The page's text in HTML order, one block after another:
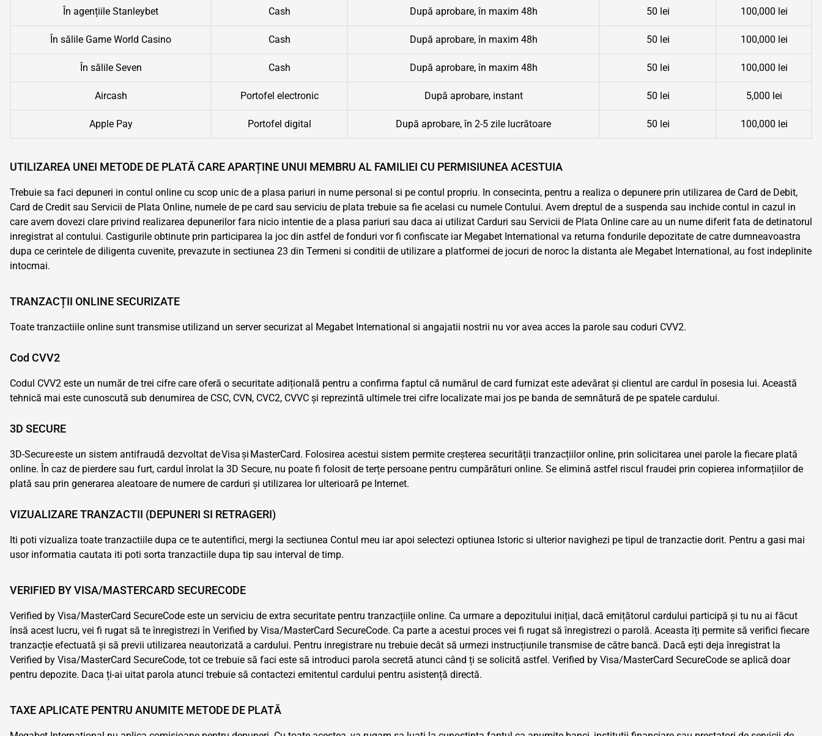
În agențiile Stanleybet Cash După aprobare, în maxim 48h 50 lei 100,000 lei
În sălile Game World Casino Cash După aprobare, în maxim 48h 50 lei 100,000 lei
În sălile Seven Cash După aprobare, în maxim 48h 50 lei 100,000 lei
Aircash Portofel electronic După aprobare, instant 50 lei 5,000 lei
Apple Pay Portofel digital După aprobare, în 2-5 zile lucrătoare 50 lei 100,000 lei
UTILIZAREA UNEI METODE DE PLATĂ CARE APARȚINE UNUI MEMBRU AL FAMILIEI CU PERMISIUNEA ACESTUIA
Trebuie sa faci depuneri in contul online cu scop unic de a plasa pariuri in nume personal si pe contul propriu. In consecinta, pentru a realiza o depunere prin utilizarea de Card de Debit,
Card de Credit sau Servicii de Plata Online, numele de pe card sau serviciu de plata trebuie sa fie acelasi cu numele Contului. Avem dreptul de a suspenda sau inchide contul in cazul in
care avem dovezi clare privind realizarea depunerilor fara nicio intentie de a plasa pariuri sau daca ai utilizat Carduri sau Servicii de Plata Online care au un nume diferit fata de detinatorul
inregistrat al contului. Castigurile obtinute prin participarea la joc din astfel de fonduri vor fi confiscate iar Megabet International va returna fondurile depozitate de catre dumneavoastra
dupa ce cerintele de diligenta cuvenite, prevazute in sectiunea 23 din Termeni si conditii de utilizare a platformei de jocuri de noroc la distanta ale Megabet International, au fost indeplinite
intocmai.
TRANZACȚII ONLINE SECURIZATE
Toate tranzactiile online sunt transmise utilizand un server securizat al Megabet International si angajatii nostrii nu vor avea acces la parole sau coduri CVV2.
Cod CVV2
Codul CVV2 este un număr de trei cifre care oferă o securitate adițională pentru a confirma faptul că numărul de card furnizat este adevărat și clientul are cardul în posesia lui. Această
tehnică mai este cunoscută sub denumirea de CSC, CVN, CVC2, CVVC și reprezintă ultimele trei cifre localizate mai jos pe banda de semnătură de pe spatele cardului.
3D SECURE
3D-Secure este un sistem antifraudă dezvoltat de Visa și MasterCard. Folosirea acestui sistem permite creșterea securității tranzacțiilor online, prin solicitarea unei parole la fiecare plată
online. În caz de pierdere sau furt, cardul înrolat la 3D Secure, nu poate fi folosit de terțe persoane pentru cumpărături online. Se elimină astfel riscul fraudei prin copierea informațiilor de
plată sau prin generarea aleatoare de numere de carduri și utilizarea lor ulterioară pe Internet.
VIZUALIZARE TRANZACTII (DEPUNERI SI RETRAGERI)
Iti poti vizualiza toate tranzactiile dupa ce te autentifici, mergi la sectiunea Contul meu iar apoi selectezi optiunea Istoric si ulterior navighezi pe tipul de tranzactie dorit. Pentru a gasi mai
usor informatia cautata iti poti sorta tranzactiile dupa tip sau interval de timp.
VERIFIED BY VISA/MASTERCARD SECURECODE
Verified by Visa/MasterCard SecureCode este un serviciu de extra securitate pentru tranzacțiile online. Ca urmare a depozitului inițial, dacă emițătorul cardului participă și tu nu ai făcut
însă acest lucru, vei fi rugat să te înregistrezi în Verified by Visa/MasterCard SecureCode. Ca parte a acestui proces vei fi rugat să înregistrezi o parolă. Aceasta îți permite să verifici fiecare
tranzacție efectuată și să previi utilizarea neautorizată a cardului. Pentru inregistrare nu trebuie decât să urmezi instrucțiunile transmise de către bancă. Dacă ești deja înregistrat la
Verified by Visa/MasterCard SecureCode, tot ce trebuie să faci este să introduci parola secretă atunci când ți se solicită astfel. Verified by Visa/MasterCard SecureCode se aplică doar
pentru depozite. Daca ți-ai uitat parola atunci trebuie să contactezi emitentul cardului pentru asistență directă.
TAXE APLICATE PENTRU ANUMITE METODE DE PLATĂ